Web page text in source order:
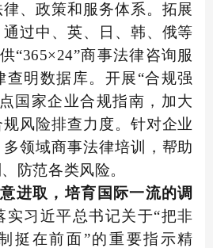
、政策和服务体系。拓展
过中、英、日、韩、俄等
“365×24”商事法律咨询服
查明数据库。开展“合规强
国家企业合规指南，加大
风险排查力度。针对企业
领域商事法律培训，帮助
防范各类风险。
进取，培育国际一流的调
实习近平总书记关于“把非
挺在前面”的重要指示精